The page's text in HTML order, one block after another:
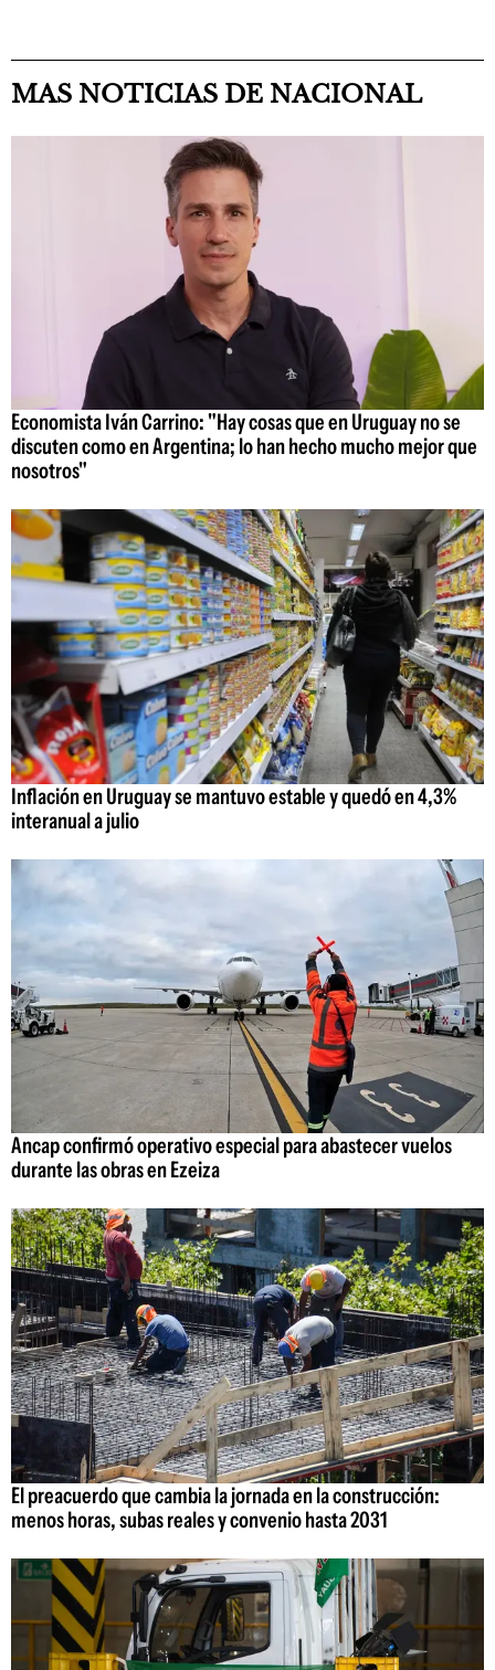
MAS NOTICIAS DE NACIONAL
Economista Iván Carrino: "Hay cosas que en Uruguay no se
discuten como en Argentina; lo han hecho mucho mejor que
nosotros"
Inflación en Uruguay se mantuvo estable y quedó en 4,3%
interanual a julio
Ancap confirmó operativo especial para abastecer vuelos
durante las obras en Ezeiza
El preacuerdo que cambia la jornada en la construcción:
menos horas, subas reales y convenio hasta 2031